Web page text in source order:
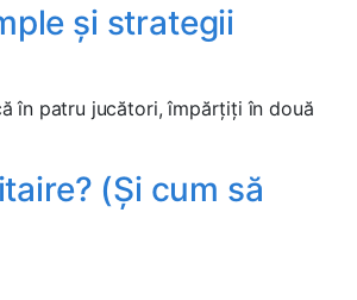
și strategii
în patru jucători, împărțiți în două
(Și cum să